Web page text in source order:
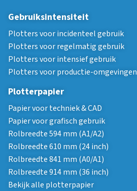
Gebruiksintensiteit
Plotters voor incidenteel gebruik
Plotters voor regelmatig gebruik
Plotters voor intensief gebruik
Plotters voor productie-omgevingen
Plotterpapier
Papier voor techniek & CAD
Papier voor grafisch gebruik
Rolbreedte 594 mm (A1/A2)
Rolbreedte 610 mm (24 inch)
Rolbreedte 841 mm (A0/A1)
Rolbreedte 914 mm (36 inch)
Bekijk alle plotterpapier